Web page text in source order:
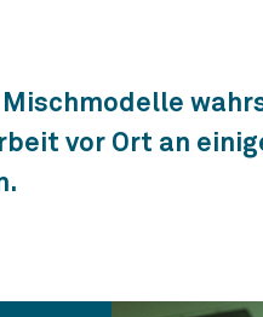
vor Ort an